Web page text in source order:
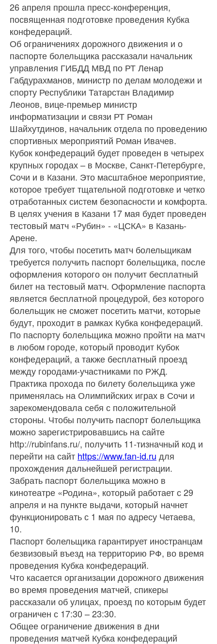
26 апреля прошла пресс-конференция,
посвященная подготовке проведения Кубка
конфедераций.
Об ограничениях дорожного движения и о
паспорте болельщика рассказали начальник
управления ГИБДД МВД по РТ Ленар
Габдурахманов, министр по делам молодежи и
спорту Республики Татарстан Владимир
Леонов, вице-премьер министр
информатизации и связи РТ Роман
Шайхутдинов, начальник отдела по проведению
спортивных мероприятий Роман Ивачев.
Кубок конфедераций будет проведен в четырех
крупных городах – в Москве, Санкт-Петербурге,
Сочи и в Казани. Это масштабное мероприятие,
которое требует тщательной подготовке и четко
отработанных систем безопасности и комфорта.
В целях учения в Казани 17 мая будет проведен
тестовый матч «Рубин» - «ЦСКА» в Казань-
Арене.
Для того, чтобы посетить матч болельщикам
требуется получить паспорт болельщика, после
оформления которого он получит бесплатный
билет на тестовый матч. Оформление паспорта
является бесплатной процедурой, без которого
болельщик не сможет посетить матчи, которые
будут, проходит в рамках Кубка конфедераций.
По паспорту болельщика можно пройти на матч
в любом городе, который проводит Кубок
конфедераций, а также бесплатный проезд
между городами-участниками по РЖД.
Практика прохода по билету болельщика уже
применялась на Олимпийских играх в Сочи и
зарекомендовала себя с положительной
стороны. Чтобы получить паспорт болельщика
можно зарегистрировавшись на сайте
http://rubinfans.ru/, получить 11-тизначный код и
перейти на сайт https://www.fan-id.ru для
прохождения дальнейшей регистрации.
Забрать паспорт болельщика можно в
кинотеатре «Родина», который работает с 29
апреля и на пункте выдачи, который начнет
функционировать с 1 мая по адресу Четаева,
10.
Паспорт болельщика гарантирует иностранцам
безвизовый въезд на территорию РФ, во время
проведения Кубка конфедераций.
Что касается организации дорожного движения
во время проведения матчей, спикеры
рассказали об улицах, проезд по которым будет
ограничен с 17:30 – 23:30.
Общее ограничение движения в дни
проведения матчей Кубка конфедераций